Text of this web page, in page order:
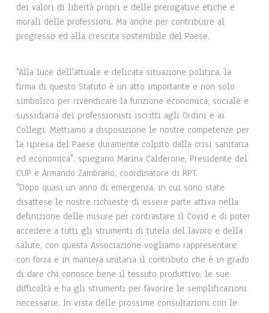
dei valori di libertà propri e delle prerogative etiche e
morali delle professioni. Ma anche per contribuire al
progresso ed alla crescita sostenibile del Paese.
"Alla luce dell'attuale e delicata situazione politica, la
firma di questo Statuto è un atto importante e non solo
simbolico per rivendicare la funzione economica, sociale e
sussidiaria dei professionisti iscritti agli Ordini e ai
Collegi. Mettiamo a disposizione le nostre competenze per
la ripresa del Paese duramente colpito dalla crisi sanitaria
ed economica", spiegano Marina Calderone, Presidente del
CUP e Armando Zambrano, coordinatore di RPT.
"Dopo quasi un anno di emergenza, in cui sono state
disattese le nostre richieste di essere parte attiva nella
definizione delle misure per contrastare il Covid e di poter
accedere a tutti gli strumenti di tutela del lavoro e della
salute, con questa Associazione vogliamo rappresentare
con forza e in maniera unitaria il contributo che è in grado
di dare chi conosce bene il tessuto produttivo, le sue
difficoltà e ha gli strumenti per favorire le semplificazioni
necessarie. In vista delle prossime consultazioni con le